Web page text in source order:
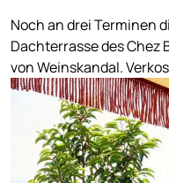
Noch an drei Terminen
Dachterrasse des Chez
von Weinskandal.